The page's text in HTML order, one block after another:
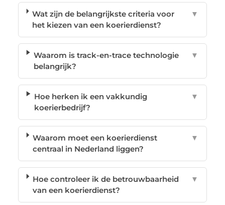
Wat zijn de belangrijkste criteria voor
het kiezen van een koerierdienst?
▼
Waarom is track-en-trace technologie
belangrijk?
▼
Hoe herken ik een vakkundig
koerierbedrijf?
▼
Waarom moet een koerierdienst
centraal in Nederland liggen?
▼
Hoe controleer ik de betrouwbaarheid
van een koerierdienst?
▼